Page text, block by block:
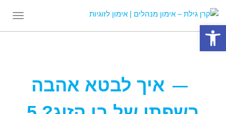
איך לבטא אהבה
פתח סרגל נגישות